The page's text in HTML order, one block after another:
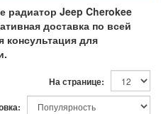
радиатор Jeep Cherokee
доставка по всей
консультация для
На странице: